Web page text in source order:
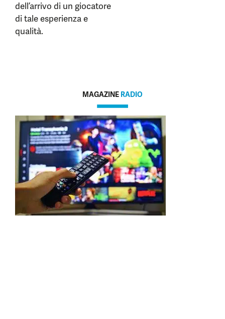
dell’arrivo di un giocatore
di tale esperienza e
qualità.
MAGAZINE RADIO